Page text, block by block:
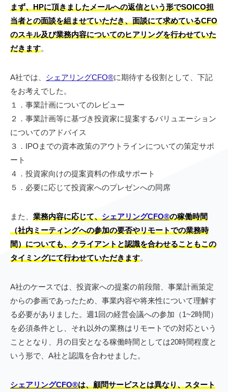
まず、HPに頂きましたメールへの返信という形でSOICO担
当者との面談を組ませていただき、面談にて求めているCFO
のスキル及び業務内容についてのヒアリングを行わせていた
だきます。
A社では、 シェアリングCFO®︎に期待する役割として、下記
をお考えでした。
１．事業計画についてのレビュー
２．事業計画等に基づき投資家に提案するバリュエーション
についてのアドバイス
３．IPOまでの資本政策のアウトラインについての策定サポ
ート
４．投資家向けの提案資料の作成サポート
５．必要に応じて投資家へのプレゼンへの同席
また、 業務内容に応じて、 シェアリングCFO®︎の稼働時間
（社内ミーティングへの参加の要否やリモートでの業務時
間）についても、クライアントと認識を合わせることもこの
タイミングにて行わせていただきます。
A社のケースでは、投資家への提案の前段階、事業計画策定
からの参画であったため、事業内容や将来性について理解す
る必要がありました。週1回の経営会議への参加（1~2時間）
を必須条件とし、それ以外の業務はリモートでの対応という
こととなり、月の目安となる稼働時間としては20時間程度と
いう形で、A社と認識を合わせました。
シェアリングCFO®︎は、顧問サービスとは異なり、スタート